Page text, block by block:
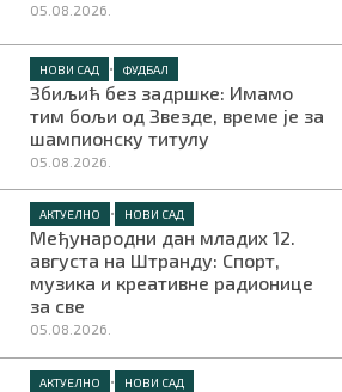
05.08.2026.
НОВИ САД • ФУДБАЛ
Збиљић без задршке: Имамо
тим бољи од Звезде, време је за
шампионску титулу
05.08.2026.
АКТУЕЛНО • НОВИ САД
Међународни дан младих 12.
августа на Штранду: Спорт,
музика и креативне радионице
за све
05.08.2026.
АКТУЕЛНО • НОВИ САД